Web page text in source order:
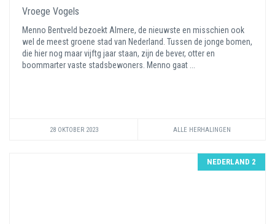
Vroege Vogels
Menno Bentveld bezoekt Almere, de nieuwste en misschien ook
wel de meest groene stad van Nederland. Tussen de jonge bomen,
die hier nog maar vijftg jaar staan, zijn de bever, otter en
boommarter vaste stadsbewoners. Menno gaat ...
28 OKTOBER 2023 ALLE HERHALINGEN
NEDERLAND 2